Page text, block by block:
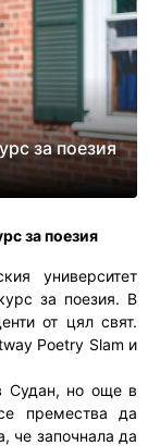
за поезия
за поезия
университет
за поезия. В
от цял свят.
Poetry Slam и
Судан, но още в
премества да
че започнала да